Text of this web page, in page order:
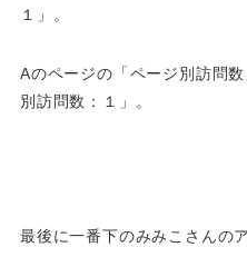
１」。
Aのページの「ページ別訪問
別訪問数：１」。
最後に一番下のみみこさんの